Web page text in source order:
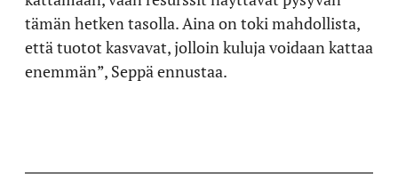
tämän hetken tasolla. Aina on toki mahdollista,
että tuotot kasvavat, jolloin kuluja voidaan kattaa
enemmän”, Seppä ennustaa.